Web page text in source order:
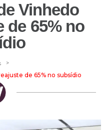
Vinhedo
de 65% no
>
de 65% no subsídio